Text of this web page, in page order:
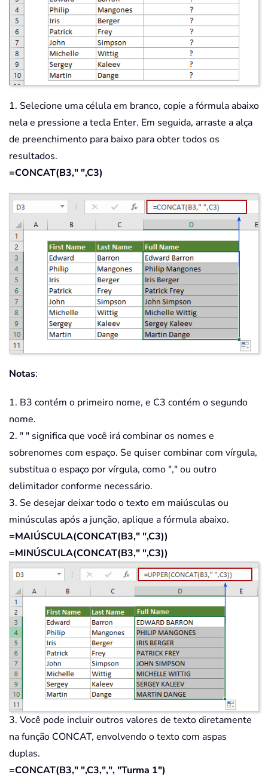
1. Selecione uma célula em branco, copie a fórmula abaixo
nela e pressione a tecla Enter. Em seguida, arraste a alça
de preenchimento para baixo para obter todos os
resultados.
=CONCAT(B3," ",C3)
Notas:
1. B3 contém o primeiro nome, e C3 contém o segundo
nome.
2. " " significa que você irá combinar os nomes e
sobrenomes com espaço. Se quiser combinar com vírgula,
substitua o espaço por vírgula, como "," ou outro
delimitador conforme necessário.
3. Se desejar deixar todo o texto em maiúsculas ou
minúsculas após a junção, aplique a fórmula abaixo.
=MAIÚSCULA(CONCAT(B3," ",C3))
=MINÚSCULA(CONCAT(B3," ",C3))
3. Você pode incluir outros valores de texto diretamente
na função CONCAT, envolvendo o texto com aspas
duplas.
=CONCAT(B3," ",C3,",", "Turma 1")